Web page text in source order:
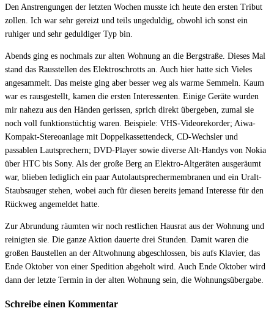
Den Anstrengungen der letzten Wochen musste ich heute den ersten Tribut
zollen. Ich war sehr gereizt und teils ungeduldig, obwohl ich sonst ein
ruhiger und sehr geduldiger Typ bin.
Abends ging es nochmals zur alten Wohnung an die Bergstraße. Dieses Mal
stand das Rausstellen des Elektroschrotts an. Auch hier hatte sich Vieles
angesammelt. Das meiste ging aber besser weg als warme Semmeln. Kaum
war es rausgestellt, kamen die ersten Interessenten. Einige Geräte wurden
mir nahezu aus den Händen gerissen, sprich direkt übergeben, zumal sie
noch voll funktionstüchtig waren. Beispiele: VHS-Videorekorder; Aiwa-
Kompakt-Stereoanlage mit Doppelkassettendeck, CD-Wechsler und
passablen Lautsprechern; DVD-Player sowie diverse Alt-Handys von Nokia
über HTC bis Sony. Als der große Berg an Elektro-Altgeräten ausgeräumt
war, blieben lediglich ein paar Autolautsprechermembranen und ein Uralt-
Staubsauger stehen, wobei auch für diesen bereits jemand Interesse für den
Rückweg angemeldet hatte.
Zur Abrundung räumten wir noch restlichen Hausrat aus der Wohnung und
reinigten sie. Die ganze Aktion dauerte drei Stunden. Damit waren die
großen Baustellen an der Altwohnung abgeschlossen, bis aufs Klavier, das
Ende Oktober von einer Spedition abgeholt wird. Auch Ende Oktober wird
dann der letzte Termin in der alten Wohnung sein, die Wohnungsübergabe.
Schreibe einen Kommentar